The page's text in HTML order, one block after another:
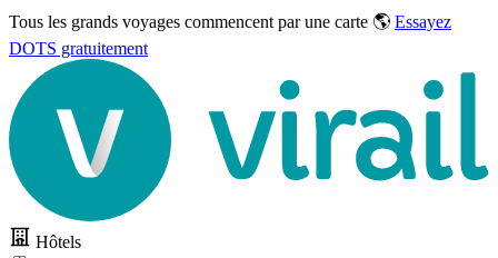
Tous les grands voyages commencent par une carte 🌎 Essayez
DOTS gratuitement
Hôtels